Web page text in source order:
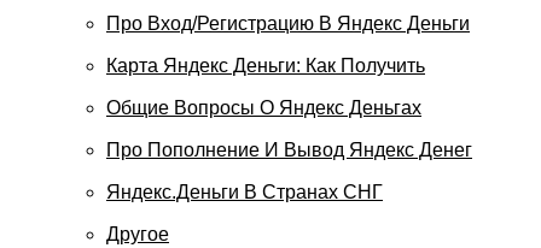
Про Вход/регистрацию В Яндекс Деньги
Карта Яндекс Деньги: Как Получить
Общие Вопросы О Яндекс Деньгах
Про Пополнение И Вывод Яндекс Денег
Яндекс.Деньги В Странах СНГ
Другое